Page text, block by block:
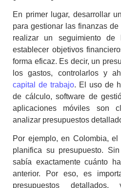
En primer lugar, desarrollar
para gestionar las finanzas
realizar un seguimiento de
establecer objetivos
forma eficaz. Es decir, un
los gastos, controlarlos y
capital de trabajo. El uso de
de cálculo, software de
aplicaciones móviles son
analizar presupuestos
Por ejemplo, en Colombia,
planifica su presupuesto.
sabía exactamente cuánto
anterior. Por eso, es
presupuestos